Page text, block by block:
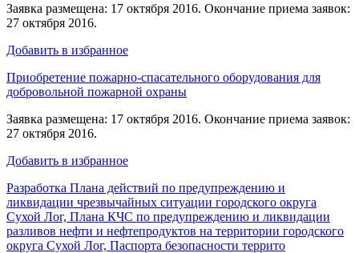
Заявка размещена: 17 октября 2016. Окончание приема заявок:
27 октября 2016.
Добавить в избранное
Приобретение пожарно-спасательного оборудования для
добровольной пожарной охраны
Заявка размещена: 17 октября 2016. Окончание приема заявок:
27 октября 2016.
Добавить в избранное
Разработка Плана действий по предупреждению и
ликвидации чрезвычайных ситуации городского округа
Сухой Лог, Плана КЧС по предупреждению и ликвидации
разливов нефти и нефтепродуктов на территории городского
округа Сухой Лог, Паспорта безопасности террито